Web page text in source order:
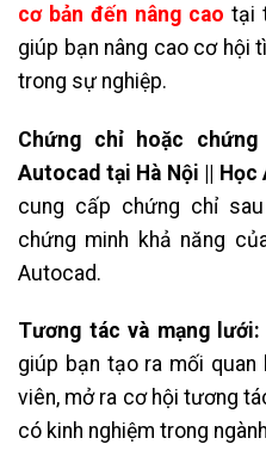
cơ bản đến nâng cao tại
giúp bạn nâng cao cơ hội
trong sự nghiệp.
Chứng chỉ hoặc chứng
Autocad tại Hà Nội || Học
cung cấp chứng chỉ
chứng minh khả năng
Autocad.
Tương tác và mạng lưới:
giúp bạn tạo ra mối quan
viên, mở ra cơ hội tương
có kinh nghiệm trong